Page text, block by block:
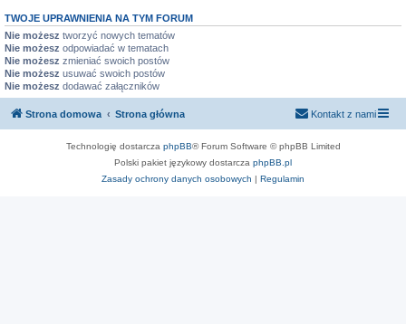
TWOJE UPRAWNIENIA NA TYM FORUM
Nie możesz tworzyć nowych tematów
Nie możesz odpowiadać w tematach
Nie możesz zmieniać swoich postów
Nie możesz usuwać swoich postów
Nie możesz dodawać załączników
Strona domowa Strona główna Kontakt z nami
Technologię dostarcza phpBB® Forum Software © phpBB Limited
Polski pakiet językowy dostarcza phpBB.pl
Zasady ochrony danych osobowych | Regulamin